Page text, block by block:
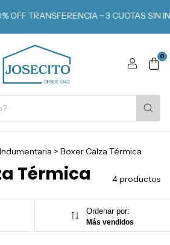
OFF TRANSFERENCIA ~ 3 CUOTAS SIN
0
Indumentaria > Boxer Calza Térmica
Térmica 4 productos
Ordenar por:
Más vendidos